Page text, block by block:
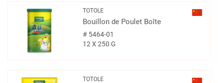
TOTOLE
Bouillon de Poulet Boîte
#5464-01
12 X 250 G
TOTOLE